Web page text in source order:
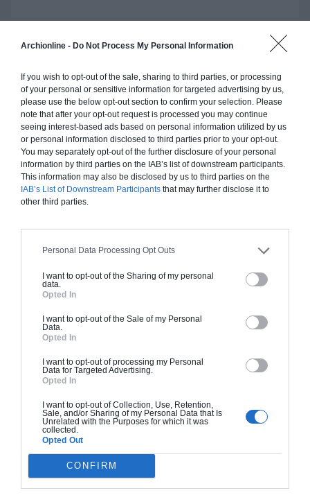
Archionline - Do Not Process My Personal Information
If you wish to opt-out of the sale, sharing to third parties, or processing
of your personal or sensitive information for targeted advertising by us,
please use the below opt-out section to confirm your selection. Please
note that after your opt-out request is processed you may continue
seeing interest-based ads based on personal information utilized by us
or personal information disclosed to third parties prior to your opt-out.
You may separately opt-out of the further disclosure of your personal
information by third parties on the IAB’s list of downstream participants.
This information may also be disclosed by us to third parties on the
IAB’s List of Downstream Participants that may further disclose it to
other third parties.
Personal Data Processing Opt Outs
I want to opt-out of the Sharing of my personal
data.
Opted In
I want to opt-out of the Sale of my Personal
Data.
Opted In
I want to opt-out of processing my Personal
Data for Targeted Advertising.
Opted In
I want to opt-out of Collection, Use, Retention,
Sale, and/or Sharing of my Personal Data that Is
Unrelated with the Purposes for which it was
collected.
Opted Out
CONFIRM
Chiffrage estimatif pour : Fondations et normes
standards. Construction en ossature bois isolé.
Finitions haut de gamme. Le prix "clé en main"
inclut le gros oeuvre et le second oeuvre (cuisine,
peinture, sols...), mais exclut piscine, jardin et
clôture.
À partir de
311 000€ TTC
Je la veux !
standards. Construction en bloc coffrant isolant
(RT 2020). Finitions haut de gamme. Le prix "clé
en main" inclut le gros oeuvre et le second
oeuvre (cuisine, peinture, sols...), mais exclut
À partir de
361 000€ TTC